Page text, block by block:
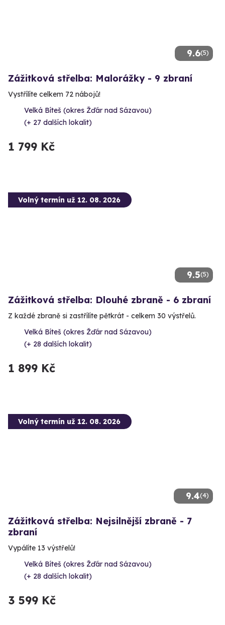
9.6(5)
Zážitková střelba: Malorážky - 9 zbraní
Vystřílíte celkem 72 nábojů!
Velká Bíteš (okres Žďár nad Sázavou)
(+ 27 dalších lokalit)
1 799 Kč
9.5(5)
Volný termín už 12. 08. 2026
Zážitková střelba: Dlouhé zbraně - 6 zbraní
Z každé zbraně si zastřílíte pětkrát - celkem 30 výstřelů.
Velká Bíteš (okres Žďár nad Sázavou)
(+ 28 dalších lokalit)
1 899 Kč
9.4(4)
Volný termín už 12. 08. 2026
Zážitková střelba: Nejsilnější zbraně - 7
zbraní
Vypálíte 13 výstřelů!
Velká Bíteš (okres Žďár nad Sázavou)
(+ 28 dalších lokalit)
3 599 Kč